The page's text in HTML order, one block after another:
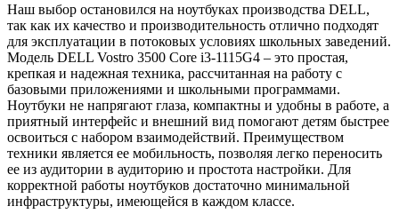
Наш выбор остановился на ноутбуках производства DELL,
так как их качество и производительность отлично подходят
для эксплуатации в потоковых условиях школьных заведений.
Модель DELL Vostro 3500 Core i3-1115G4 – это простая,
крепкая и надежная техника, рассчитанная на работу с
базовыми приложениями и школьными программами.
Ноутбуки не напрягают глаза, компактны и удобны в работе, а
приятный интерфейс и внешний вид помогают детям быстрее
освоиться с набором взаимодействий. Преимуществом
техники является ее мобильность, позволяя легко переносить
ее из аудитории в аудиторию и простота настройки. Для
корректной работы ноутбуков достаточно минимальной
инфраструктуры, имеющейся в каждом классе.